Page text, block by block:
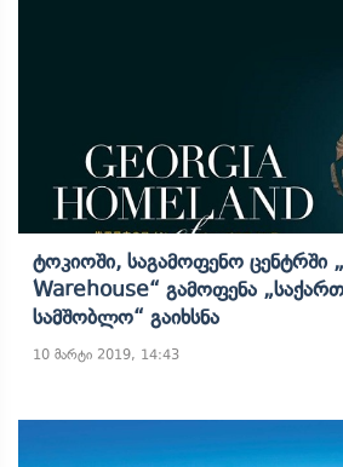
Ტოკიოში, Საგამოფენო Ცენტრში
Warehouse“ Გამოფენა
Სამშობლო“ Გაიხსნა
10 მარტი 2019, 14:43